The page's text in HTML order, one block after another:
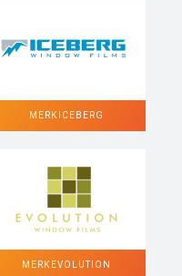
MERK ICEBERG
MERK EVOLUTION